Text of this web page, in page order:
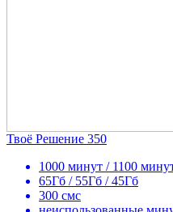
Твоё Решение 350
1000 минут / 1100
65Гб / 55Гб / 45Гб
300 смс